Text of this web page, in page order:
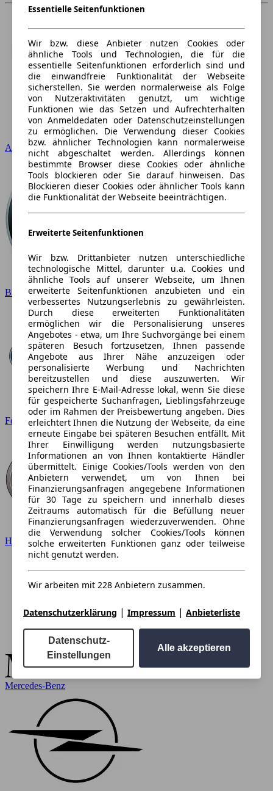
Audi
BMW
Ford
Hyundai
Mercedes-Benz
Essentielle Seitenfunktionen
Wir bzw. diese Anbieter nutzen Cookies oder
ähnliche Tools und Technologien, die für die
essentielle Seitenfunktionen erforderlich sind und
die einwandfreie Funktionalität der Webseite
sicherstellen. Sie werden normalerweise als Folge
von Nutzeraktivitäten genutzt, um wichtige
Funktionen wie das Setzen und Aufrechterhalten
von Anmeldedaten oder Datenschutzeinstellungen
zu ermöglichen. Die Verwendung dieser Cookies
bzw. ähnlicher Technologien kann normalerweise
nicht abgeschaltet werden. Allerdings können
bestimmte Browser diese Cookies oder ähnliche
Tools blockieren oder Sie darauf hinweisen. Das
Blockieren dieser Cookies oder ähnlicher Tools kann
die Funktionalität der Webseite beeinträchtigen.
Erweiterte Seitenfunktionen
Wir bzw. Drittanbieter nutzen unterschiedliche
technologische Mittel, darunter u.a. Cookies und
ähnliche Tools auf unserer Webseite, um Ihnen
erweiterte Seitenfunktionen anzubieten und ein
verbessertes Nutzungserlebnis zu gewährleisten.
Durch diese erweiterten Funktionalitäten
ermöglichen wir die Personalisierung unseres
Angebotes - etwa, um Ihre Suchvorgänge bei einem
späteren Besuch fortzusetzen, Ihnen passende
Angebote aus Ihrer Nähe anzuzeigen oder
personalisierte Werbung und Nachrichten
bereitzustellen und diese auszuwerten. Wir
speichern Ihre E-Mail-Adresse lokal, wenn Sie diese
für gespeicherte Suchanfragen, Lieblingsfahrzeuge
oder im Rahmen der Preisbewertung angeben. Dies
erleichtert Ihnen die Nutzung der Webseite, da eine
erneute Eingabe bei späteren Besuchen entfällt. Mit
Ihrer Einwilligung werden nutzungsbasierte
Informationen an von Ihnen kontaktierte Händler
übermittelt. Einige Cookies/Tools werden von den
Anbietern verwendet, um von Ihnen bei
Finanzierungsanfragen angegebene Informationen
für 30 Tage zu speichern und innerhalb dieses
Zeitraums automatisch für die Befüllung neuer
Finanzierungsanfragen wiederzuverwenden. Ohne
die Verwendung solcher Cookies/Tools können
solche erweiterten Funktionen ganz oder teilweise
nicht genutzt werden.
Wir arbeiten mit 228 Anbietern zusammen.
Datenschutzerklärung | Impressum | Anbieterliste
Datenschutz-
Einstellungen
Alle akzeptieren